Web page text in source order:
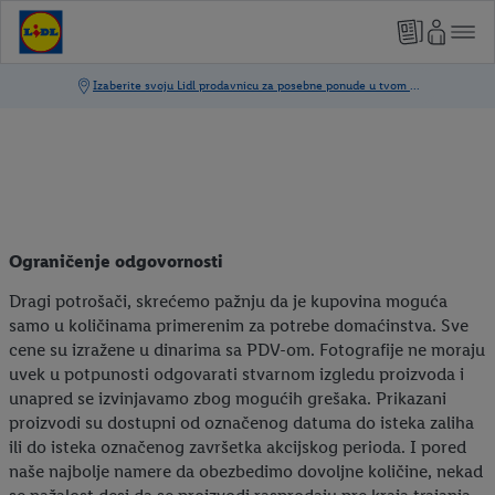
Ograničenje odgovornosti
Dragi potrošači, skrećemo pažnju da je kupovina moguća
samo u količinama primerenim za potrebe domaćinstva. Sve
cene su izražene u dinarima sa PDV-om. Fotografije ne moraju
uvek u potpunosti odgovarati stvarnom izgledu proizvoda i
unapred se izvinjavamo zbog mogućih grešaka. Prikazani
proizvodi su dostupni od označenog datuma do isteka zaliha
ili do isteka označenog završetka akcijskog perioda. I pored
naše najbolje namere da obezbedimo dovoljne količine, nekad